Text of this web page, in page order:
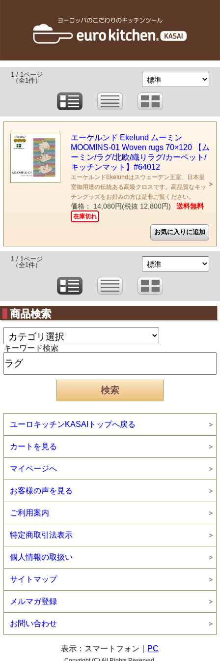
1 / 1ページ
（全1件）
エーケルンド Ekelund ムーミン
MOOMINS-01 Woven rugs 70×120 【ム
ーミン/ラグ/北欧/織りラグ/カーペット/
キッチンマット】#64012
エーケルンドEkelundはスウェーデン王室、日本皇
室御用達の伝統ある高級クロスです。高品質なキッ
チングッズをお好みの方は是非ご覧ください。
価格： 14,080円(税抜 12,800円) 送料無料
在庫切れ
1 / 1ページ
（全1件）
商品検索
キーワード検索
ユーロキッチンKASAIトップへ戻る
カートを見る
マイページへ
お客様の声を見る
ご利用案内
特定商取引法表示
個人情報の取扱い
サイトマップ
メルマガ登録
お問い合わせ
表示：スマートフォン｜ PC